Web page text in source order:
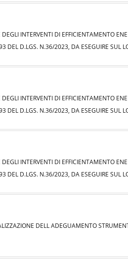
INTERVENTI DI EFFICIENTAMENTO
DEL D.LGS. N.36/2023, DA ESEGUIRE SUL
INTERVENTI DI EFFICIENTAMENTO
DEL D.LGS. N.36/2023, DA ESEGUIRE SUL
INTERVENTI DI EFFICIENTAMENTO
DEL D.LGS. N.36/2023, DA ESEGUIRE SUL
DELL ADEGUAMENTO